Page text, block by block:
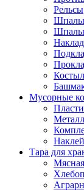
Рельсы
Шпалы
Мусорные
Тара для